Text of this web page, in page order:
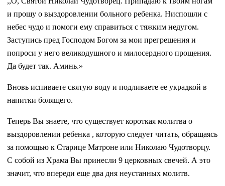
и прошу о выздоровлении больного ребенка. Ниспошли с
небес чудо и помоги ему справиться с тяжким недугом.
Заступись пред Господом Богом за мои прегрешения и
попроси у него великодушного и милосердного прощения.
Да будет так. Аминь.»
Вновь испиваете святую воду и подливаете ее украдкой в
напитки болящего.
Теперь Вы знаете, что существует короткая молитва о
выздоровлении ребенка , которую следует читать, обращаясь
за помощью к Старице Матроне или Николаю Чудотворцу.
С собой из Храма Вы принесли 9 церковных свечей. А это
значит, что впереди еще два дня неустанных молитв.